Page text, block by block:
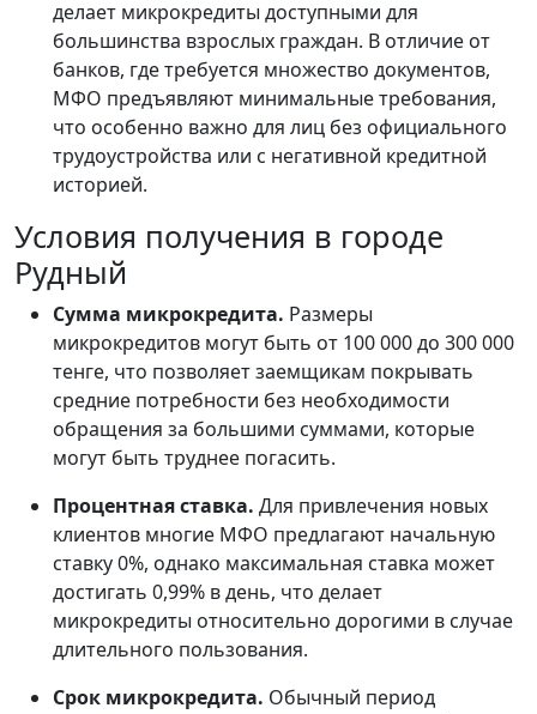
делает микрокредиты доступными для
большинства взрослых граждан. В отличие от
банков, где требуется множество документов,
МФО предъявляют минимальные требования,
что особенно важно для лиц без официального
трудоустройства или с негативной кредитной
историей.
Условия получения в городе
Рудный
Сумма микрокредита. Размеры
микрокредитов могут быть от 100 000 до 300 000
тенге, что позволяет заемщикам покрывать
средние потребности без необходимости
обращения за большими суммами, которые
могут быть труднее погасить.
Процентная ставка. Для привлечения новых
клиентов многие МФО предлагают начальную
ставку 0%, однако максимальная ставка может
достигать 0,99% в день, что делает
микрокредиты относительно дорогими в случае
длительного пользования.
Срок микрокредита. Обычный период